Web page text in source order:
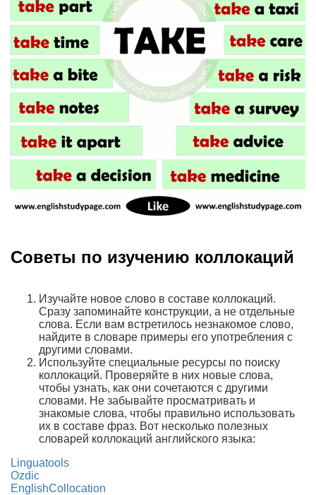
Советы по изучению коллокаций
Изучайте новое слово в составе коллокаций.
Сразу запоминайте конструкции, а не отдельные
слова. Если вам встретилось незнакомое слово,
найдите в словаре примеры его употребления с
другими словами.
Используйте специальные ресурсы по поиску
коллокаций. Проверяйте в них новые слова,
чтобы узнать, как они сочетаются с другими
словами. Не забывайте просматривать и
знакомые слова, чтобы правильно использовать
их в составе фраз. Вот несколько полезных
словарей коллокаций английского языка:
Linguatools
Ozdic
EnglishCollocation